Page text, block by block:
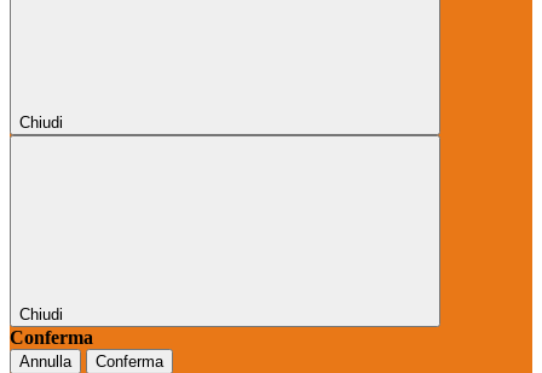
Chiudi
Chiudi
Conferma
Annulla Conferma